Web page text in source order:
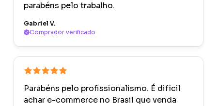
parabéns pelo trabalho.
Gabriel V.
Comprador verificado
Parabéns pelo profissionalismo. É difícil
achar e-commerce no Brasil que venda